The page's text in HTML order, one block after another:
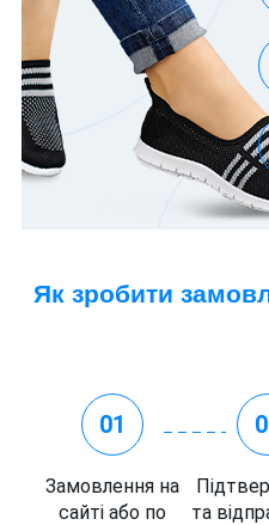
Як зробити
01
Замовлення на
сайті або по
та